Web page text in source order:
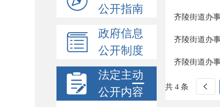
公开指南
政府信息
公开制度
法定主动
公开内容
齐陵街道办
齐陵街道办
齐陵街道办
共 4 条